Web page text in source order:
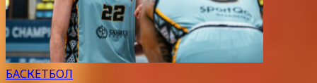
БАСКЕТБОЛ